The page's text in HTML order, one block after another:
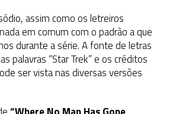
assim como os letreiros
em comum com o padrão a que
durante a série. A fonte de letras
palavras “Star Trek” e os créditos
ser vista nas diversas versões